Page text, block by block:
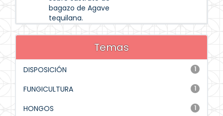
bagazo de Agave
tequilana.
Temas
1
DISPOSICIÓN
1
FUNGICULTURA
1
HONGOS